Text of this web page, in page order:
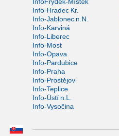
InfoFrýdek-Místek
Info-Hradec Kr.
Info-Jablonec n.N.
Info-Karviná
Info-Liberec
Info-Most
Info-Opava
Info-Pardubice
Info-Praha
Info-Prostějov
Info-Teplice
Info-Ústí n.L.
Info-Vysočina